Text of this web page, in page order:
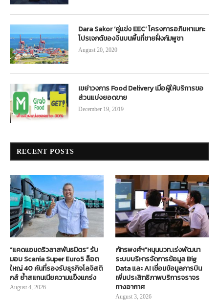
Dara Sakor ‘คู่แข่ง EEC’ โครงการอภิมหาเมกะ
โปรเจกต์ของจีนบนพื้นที่ชายฝั่งกัมพูชา
August 20, 2020
เขย่าวงการ Food Delivery เมื่อผู้ให้บริการขอ
ส่วนแบ่งยอดขาย
December 19, 2019
RECENT POSTS
“แคดแอนดริวลาสพันธมิตร” รับ
มอบ Scania Super Euro5 ล็อต
ใหญ่ 40 คันที่รองรับธุรกิจโลจิสติ
กส์ ย้ำสแกนเนียความแข็งแกร่ง
August 4, 2026
ภัทรพงศ์ฯ”หนุนบวท.เร่งพัฒนา
ระบบบริหารจัดการข้อมูล Big
Data และ AI เชื่อมข้อมูลการบิน
เพิ่มประสิทธิภาพบริการจราจร
ทางอากาศ
August 3, 2026